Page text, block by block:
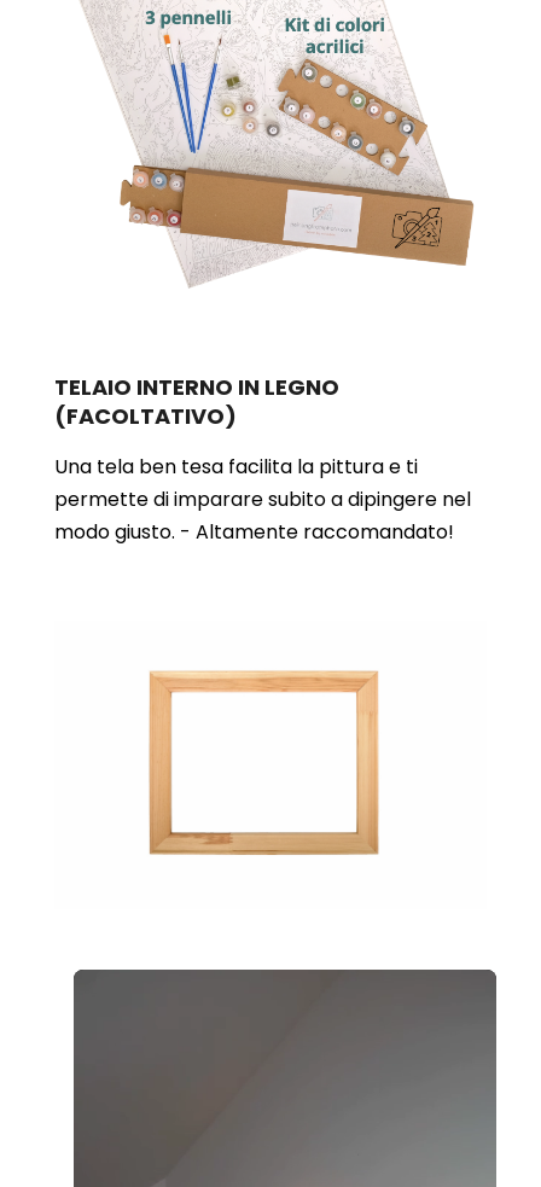
TELAIO INTERNO IN LEGNO
(FACOLTATIVO)
Una tela ben tesa facilita la pittura e ti
permette di imparare subito a dipingere nel
modo giusto. - Altamente raccomandato!